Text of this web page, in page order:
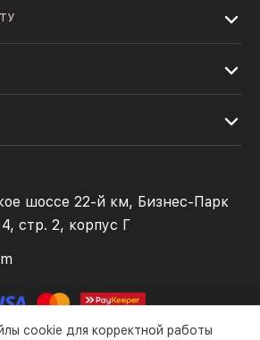
шоссе 22-й км, Бизнес-Парк
стр. 2, корпус Г
cookie для корректной работы